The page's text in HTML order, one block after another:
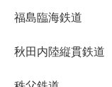
福島臨海鉄道
秋田内陸縦貫鉄道